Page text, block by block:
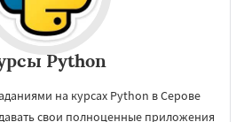
Python
на курсах Python в Серове
свои полноценные приложения